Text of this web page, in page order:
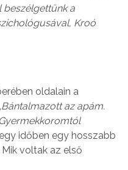
beszélgettünk a
Kroó
oldalain a
az apám.
időben egy hosszabb
voltak az első